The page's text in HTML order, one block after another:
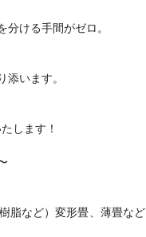
ける手間がゼロ。
います。
します！
脂など）変形畳、薄畳など